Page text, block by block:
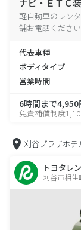
ナビ・ＥＴＣ
軽自動車のレン
舗お電話ください
代表車種
ボディタイプ
営業時間
6時間まで4,950
免責補償制度
刈谷プラザホテ
トヨタレ
刈谷市相生